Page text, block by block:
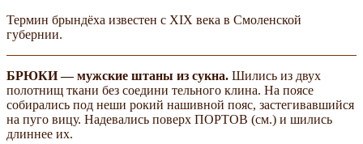
Термин брындёха известен с XIX века в Смоленской
губернии.
БРЮКИ — мужские штаны из сукна. Шились из двух
полотнищ ткани без соедини­ тельного клина. На поясе
собирались под неши­ рокий нашивной пояс, застегивавшийся
на пуго­ вицу. Надевались поверх ПОРТОВ (см.) и шились
длиннее их.